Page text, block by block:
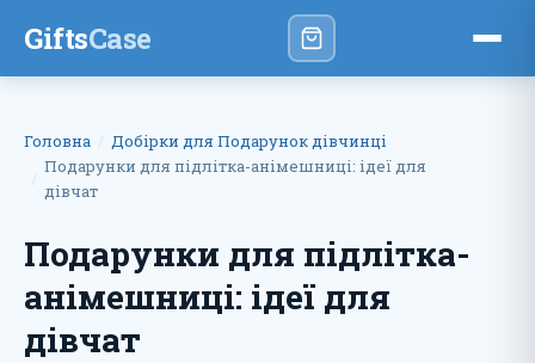
GiftsCase
Головна
Добірки для Подарунок дівчинці
Подарунки для підлітка-анімешниці: ідеї для
дівчат
Подарунки для підлітка-
анімешниці: ідеї для
дівчат